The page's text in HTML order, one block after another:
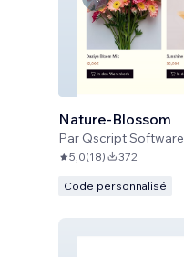
Nature-Blossom
Par Qscript Software
5,0(18) 372
Code personnalisé